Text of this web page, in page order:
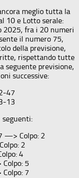
meglio tutta la
10 e Lotto serale:
2025, fra i 20 numeri
il numero 75,
della previsione,
rispettando tutte
seguente previsione,
successive:
47
13
—> Colpo: 2
2
4
5
7